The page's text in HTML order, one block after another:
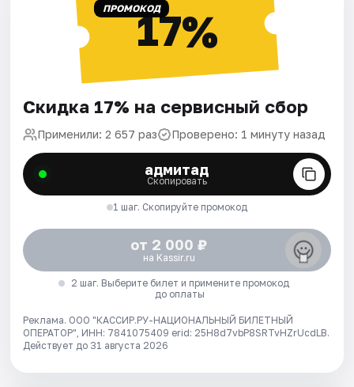
ПРОМОКОД17%
Скидка 17% на сервисный сбор
Применили: 2 657 раз Проверено: 1 минуту назад
адмитад
Скопировать
1 шаг. Скопируйте промокод
от 2 000 ₽
на Kassir.ru
2 шаг. Выберите билет и примените промокод
до оплаты
Реклама. ООО "КАССИР.РУ-НАЦИОНАЛЬНЫЙ БИЛЕТНЫЙ
ОПЕРАТОР", ИНН: 7841075409 erid: 25H8d7vbP8SRTvHZrUcdLB.
Действует до 31 августа 2026